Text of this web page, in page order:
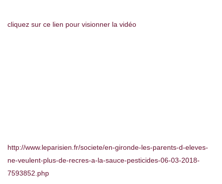
cliquez sur ce lien pour visionner la vidéo
http://www.leparisien.fr/societe/en-gironde-les-parents-d-eleves-
ne-veulent-plus-de-recres-a-la-sauce-pesticides-06-03-2018-
7593852.php